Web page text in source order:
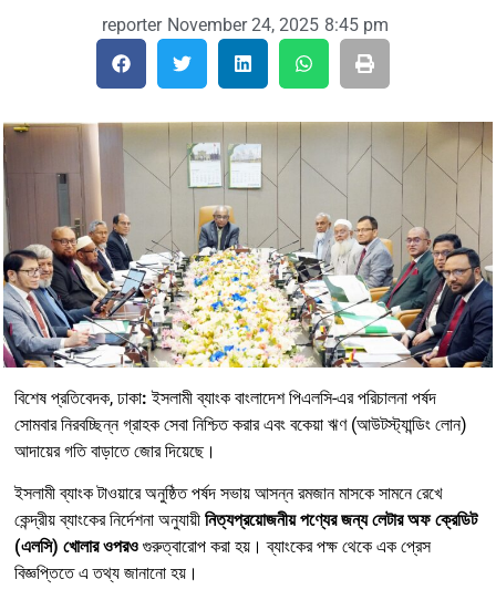
reporter November 24, 2025 8:45 pm
বিশেষ প্রতিবেদক, ঢাকা: ইসলামী ব্যাংক বাংলাদেশ পিএলসি-এর পরিচালনা পর্ষদ
সোমবার নিরবচ্ছিন্ন গ্রাহক সেবা নিশ্চিত করার এবং বকেয়া ঋণ (আউটস্ট্যান্ডিং লোন)
আদায়ের গতি বাড়াতে জোর দিয়েছে।
ইসলামী ব্যাংক টাওয়ারে অনুষ্ঠিত পর্ষদ সভায় আসন্ন রমজান মাসকে সামনে রেখে
কেন্দ্রীয় ব্যাংকের নির্দেশনা অনুযায়ী নিত্যপ্রয়োজনীয় পণ্যের জন্য লেটার অফ ক্রেডিট
(এলসি) খোলার ওপরও গুরুত্বারোপ করা হয়। ব্যাংকের পক্ষ থেকে এক প্রেস
বিজ্ঞপ্তিতে এ তথ্য জানানো হয়।